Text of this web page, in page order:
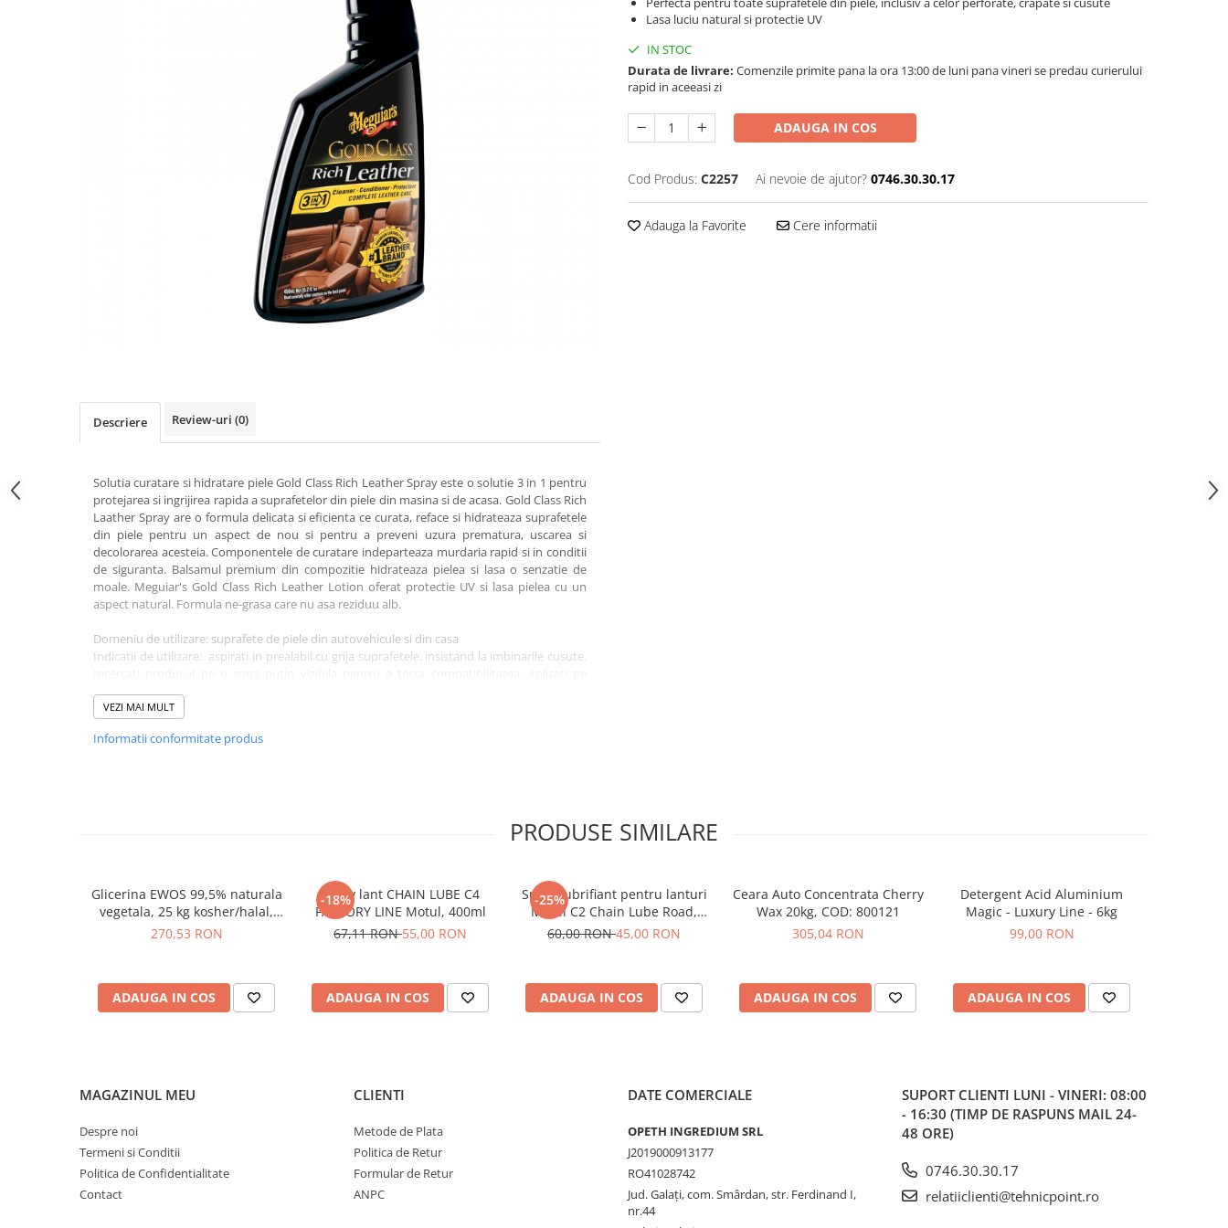
Lasa luciu natural si protectie UV
IN STOC
Durata de livrare: Comenzile primite pana la ora 13:00 de luni pana vineri se predau curierului
rapid in aceeasi zi
ADAUGA IN COS
Cod Produs: C2257 Ai nevoie de ajutor? 0746.30.30.17
Adauga la Favorite Cere informatii
Descriere Review-uri (0)
Solutia curatare si hidratare piele Gold Class Rich Leather Spray este o solutie 3 in 1 pentru
protejarea si ingrijirea rapida a suprafetelor din piele din masina si de acasa. Gold Class Rich
Laather Spray are o formula delicata si eficienta ce curata, reface si hidrateaza suprafetele
din piele pentru un aspect de nou si pentru a preveni uzura prematura, uscarea si
decolorarea acesteia. Componentele de curatare indeparteaza murdaria rapid si in conditii
de siguranta. Balsamul premium din compozitie hidrateaza pielea si lasa o senzatie de
moale. Meguiar's Gold Class Rich Leather Lotion oferat protectie UV si lasa pielea cu un
aspect natural. Formula ne-grasa care nu asa reziduu alb.
Domeniu de utilizare: suprafete de piele din autovehicule si din casa
Indicatii de utilizare: aspirati in prealabil cu grija suprafetele, insistand la imbinarile cusute.
o laveta curata sau pe un aplicator si stergeti usor suprafetele, lucrand zone mici pe rand.
Daca e nevoie, stergeti excesul cu o laveta curata si uscata.
VEZI MAI MULT
Informatii conformitate produs
PRODUSE SIMILARE
Glicerina EWOS 99,5% naturala
vegetala, 25 kg kosher/halal,
grad farmaceutic
270,53 RON
ADAUGA IN COS
-18%
Spray lant CHAIN LUBE C4
FACTORY LINE Motul, 400ml
67,11 RON55,00 RON
ADAUGA IN COS
-25%
Spray lubrifiant pentru lanturi
Motul C2 Chain Lube Road,
400ml
60,00 RON45,00 RON
ADAUGA IN COS
Ceara Auto Concentrata Cherry
Wax 20kg, COD: 800121
305,04 RON
ADAUGA IN COS
Detergent Acid Aluminium
Magic - Luxury Line - 6kg
99,00 RON
ADAUGA IN COS
MAGAZINUL MEU
Despre noi
Termeni si Conditii
Politica de Confidentialitate
Contact
CLIENTI
Metode de Plata
Politica de Retur
Formular de Retur
ANPC
DATE COMERCIALE
OPETH INGREDIUM SRL
J2019000913177
RO41028742
Jud. Galaţi, com. Smârdan, str. Ferdinand I,
nr.44
SUPORT CLIENTI LUNI - VINERI: 08:00
- 16:30 (TIMP DE RASPUNS MAIL 24-
48 ORE)
0746.30.30.17
relatiiclienti@tehnicpoint.ro